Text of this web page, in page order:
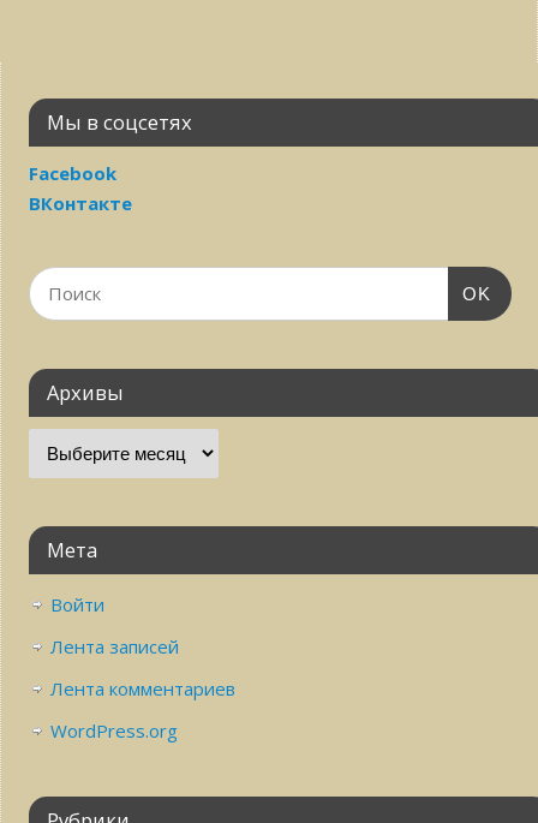
Мы в соцсетях
Facebook
ВКонтакте
OK
Архивы
Мета
Войти
Лента записей
Лента комментариев
WordPress.org